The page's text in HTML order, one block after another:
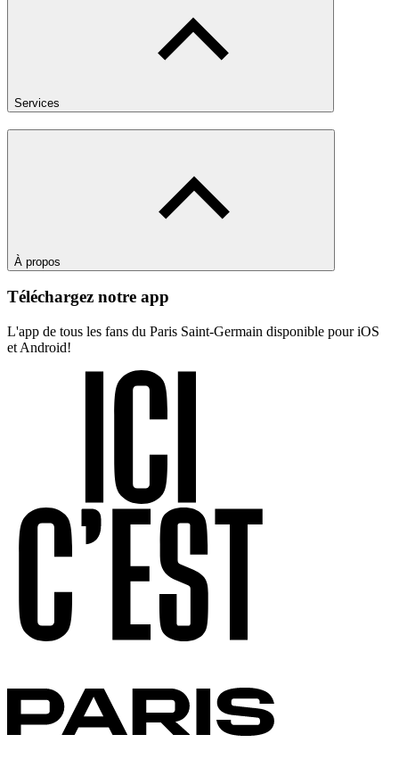
Services
À propos
Téléchargez notre app
L'app de tous les fans du Paris Saint-Germain disponible pour iOS
et Android!